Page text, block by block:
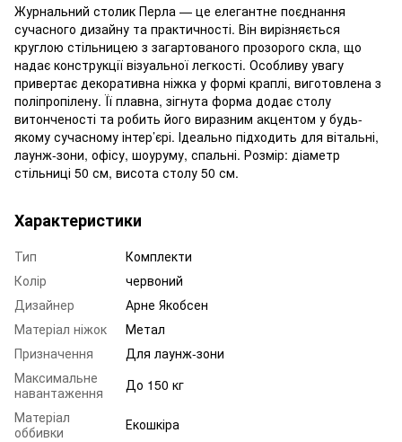
Журнальний столик Перла — це елегантне поєднання
сучасного дизайну та практичності. Він вирізняється
круглою стільницею з загартованого прозорого скла, що
надає конструкції візуальної легкості. Особливу увагу
привертає декоративна ніжка у формі краплі, виготовлена з
поліпропілену. Її плавна, зігнута форма додає столу
витонченості та робить його виразним акцентом у будь-
якому сучасному інтер’єрі. Ідеально підходить для вітальні,
лаунж-зони, офісу, шоуруму, спальні. Розмір: діаметр
стільниці 50 см, висота столу 50 см.
Характеристики
Тип
Комплекти
Колір
червоний
Дизайнер
Арне Якобсен
Матеріал ніжок
Метал
Призначення
Для лаунж-зони
Максимальне
навантаження
До 150 кг
Матеріал
оббивки
Екошкіра